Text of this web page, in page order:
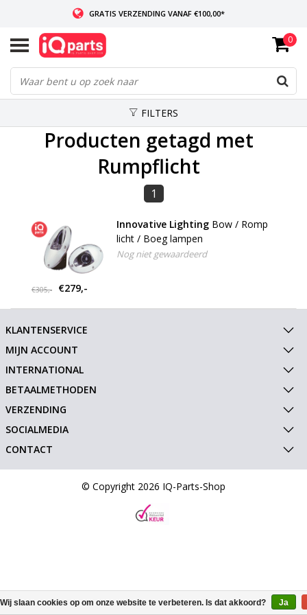
GRATIS VERZENDING VANAF €100,00*
INDIEN VOORRADIG: VOOR 14:00 BESTELD, ZELFDE DAG VERZONDEN
WERELDWIJDE LEVERING
0
FILTERS
Producten getagd met
Rumpflicht
1
Innovative Lighting Bow / Romp
licht / Boeg lampen
Nog niet gewaardeerd
€305,- €279,-
KLANTENSERVICE
MIJN ACCOUNT
INTERNATIONAL
BETAALMETHODEN
VERZENDING
SOCIALMEDIA
CONTACT
© Copyright 2026 IQ-Parts-Shop
Wij slaan cookies op om onze website te verbeteren. Is dat akkoord? Ja